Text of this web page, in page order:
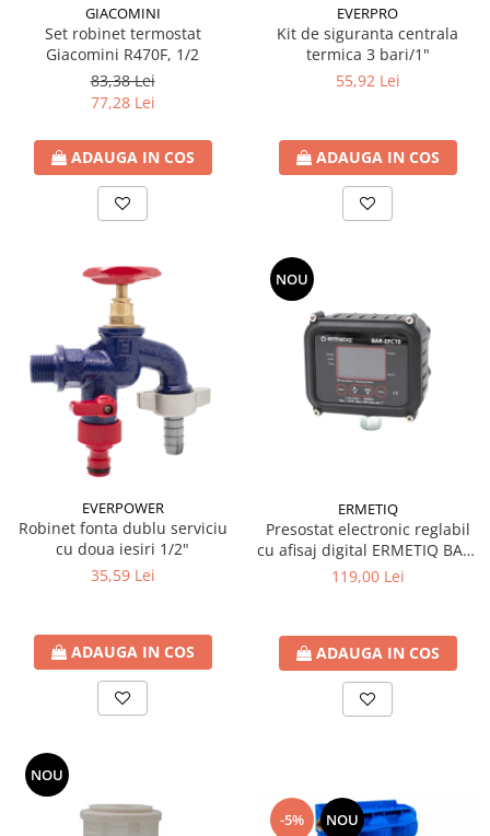
Cutii distribuitor
Automatizare
Pachete incalzire in pardoseala
Pompe de caldura
Termostate de Ambient
Invertoare
Panouri fotovoltaice
Produse Amenajare Baie
Seturi de Dus
Baterii sanitare
Rigole baie: Rigola de scurgere
pentru dus
Racorduri flexibile de apa
Racorduri flexibile apa
Racord flexibil monocomanda din
Racord flexibil din inox
Racord flexibil monocomanda cu
invelis din cauciuc
Racord flexibil cu invelis din
Accesorii baie
Perdele Dus
Clapete de actionare
GIACOMINI
Set robinet termostat
Giacomini R470F, 1/2
83,38 Lei
77,28 Lei
ADAUGA IN COS
EVERPRO
Kit de siguranta centrala
termica 3 bari/1"
55,92 Lei
ADAUGA IN COS
EVERPOWER
Robinet fonta dublu serviciu
cu doua iesiri 1/2"
35,59 Lei
ADAUGA IN COS
NOU
ERMETIQ
Presostat electronic reglabil
cu afisaj digital ERMETIQ BAR-
EPC10
119,00 Lei
ADAUGA IN COS
NOU
-5% NOU